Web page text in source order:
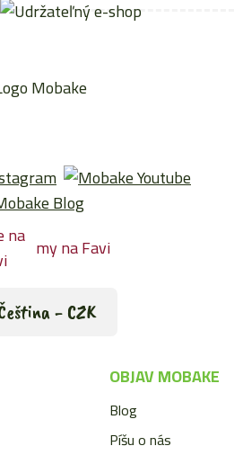
my na Favi
- CZK
OBJAV MOBAKE
Blog
Píšu o nás